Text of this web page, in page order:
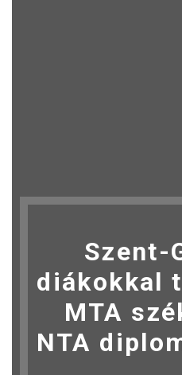
Szent-
diákokkal
MTA
NTA